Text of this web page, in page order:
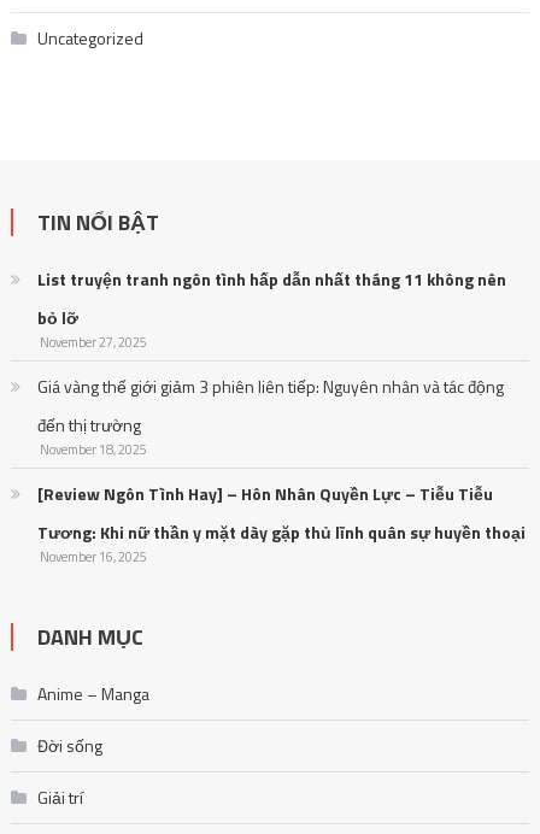
Uncategorized
TIN NỔI BẬT
List truyện tranh ngôn tình hấp dẫn nhất tháng 11 không nên
bỏ lỡ
November 27, 2025
Giá vàng thế giới giảm 3 phiên liên tiếp: Nguyên nhân và tác động
đến thị trường
November 18, 2025
[Review Ngôn Tình Hay] – Hôn Nhân Quyền Lực – Tiễu Tiễu
Tương: Khi nữ thần y mặt dày gặp thủ lĩnh quân sự huyền thoại
November 16, 2025
DANH MỤC
Anime – Manga
Đời sống
Giải trí